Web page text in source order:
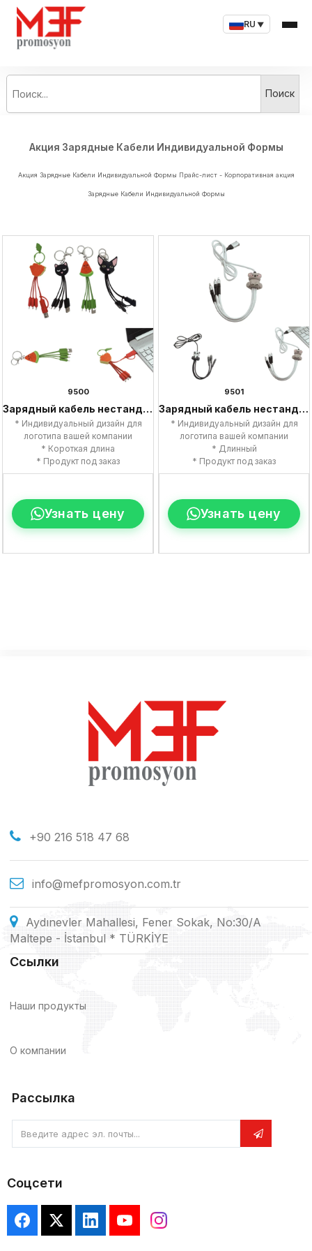
RU ▼
Поиск...
Поиск
Акция Зарядные Кабели Индивидуальной Формы
Акция Зарядные Кабели Индивидуальной Формы Прайс-лист - Корпоративная акция
Зарядные Кабели Индивидуальной Формы
9500
Зарядный кабель нестандартной формы
* Индивидуальный дизайн для
логотипа вашей компании
* Короткая длина
* Продукт под заказ
Узнать цену
9501
Зарядный кабель нестандартной формы
* Индивидуальный дизайн для
логотипа вашей компании
* Длинный
* Продукт под заказ
Узнать цену
+90 216 518 47 68
info@mefpromosyon.com.tr
Aydınevler Mahallesi, Fener Sokak, No:30/A
Maltepe - İstanbul * TÜRKİYE
Ссылки
Наши продукты
О компании
Рассылка
Соцсети